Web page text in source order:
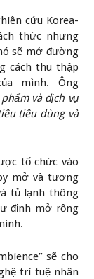
cứu Korea-
thức nhưng
sẽ mở đường
cách thu thập
mình. Ông
và dịch vụ
tiêu dùng và
tổ chức vào
mở và tương
tủ lạnh thông
định mở rộng
sẽ cho
trí tuệ nhân